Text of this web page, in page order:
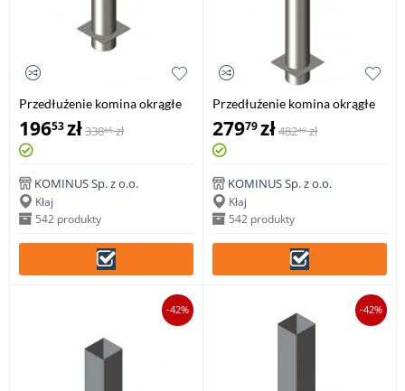
Przedłużenie komina okrągłe
0,5mb gr.0,8mm
19653zł33885 zł
KOMINUS Sp. z o.o.
Kłaj
542 produkty
Przedłużenie komina okrągłe
1mb gr.0,8mm
27979zł48240 zł
KOMINUS Sp. z o.o.
Kłaj
542 produkty
-42% -42%